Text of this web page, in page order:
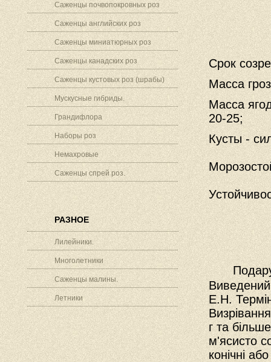
Саженцы почвопокровных роз
Саженцы английских роз
Саженцы миниатюрных роз
Саженцы канадских роз
Саженцы кустовых роз (шрабы)
Мускусные гибриды.
Грандифлора
Наборы роз
Немахровые
Саженцы спрей роз.
РАЗНОЕ
Лилейники.
Многолетники
Саженцы малины.
Летники
Срок
Масса
Масса
20-25;
Кусты -
Е.Н.
г та
м'ясисто
конічні